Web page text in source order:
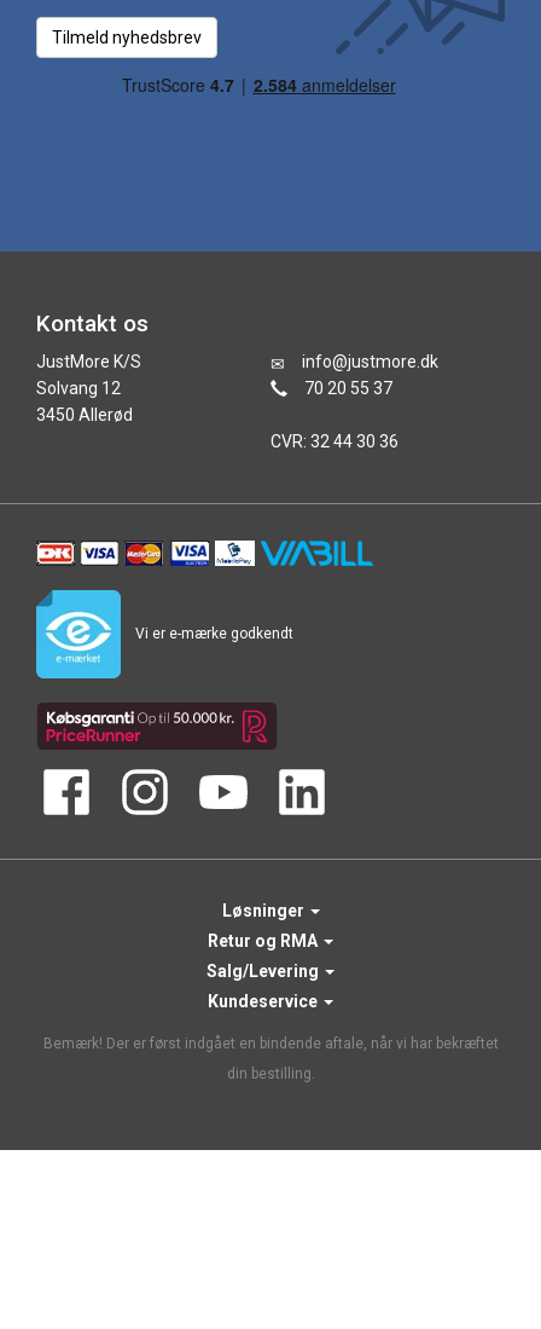
Tilmeld nyhedsbrev
Kontakt os
JustMore K/S
Solvang 12
3450 Allerød
info@justmore.dk
70 20 55 37
CVR: 32 44 30 36
Vi er e-mærke godkendt
Løsninger
Retur og RMA
Salg/Levering
Kundeservice
Bemærk! Der er først indgået en bindende aftale, når vi har bekræftet
din bestilling.